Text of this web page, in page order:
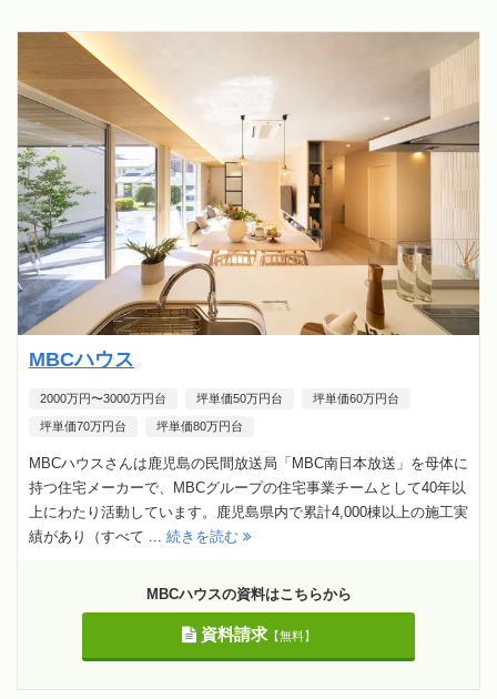
MBCハウス
2000万円〜3000万円台 坪単価50万円台 坪単価60万円台
坪単価70万円台 坪単価80万円台
MBCハウスさんは鹿児島の民間放送局「MBC南日本放送」を母体に
持つ住宅メーカーで、MBCグループの住宅事業チームとして40年以
上にわたり活動しています。鹿児島県内で累計4,000棟以上の施工実
績があり（すべて ... 続きを読む
MBCハウスの資料はこちらから
資料請求【無料】